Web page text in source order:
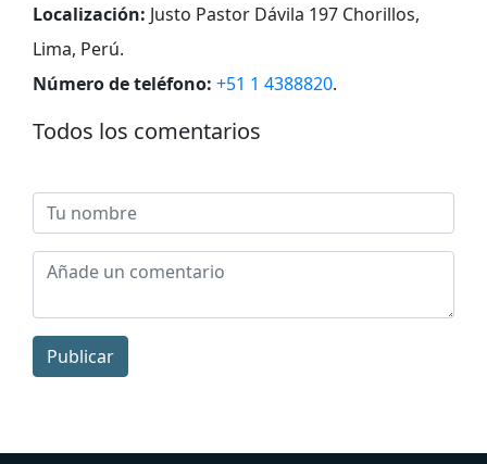
Localización: Justo Pastor Dávila 197 Chorillos,
Lima, Perú.
Número de teléfono: +51 1 4388820.
Todos los comentarios
Publicar